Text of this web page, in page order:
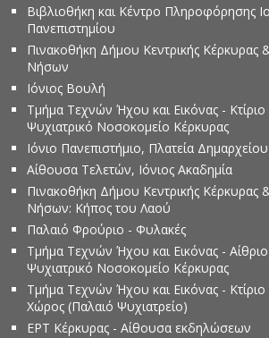
Βιβλιοθήκη και Κέντρο Πληροφόρησης
Πανεπιστημίου
Πινακοθήκη Δήμου Κεντρικής Κέρκυρας
Νήσων
Ιόνιος Βουλή
Τμήμα Τεχνών Ήχου και Εικόνας -
Ψυχιατρικό Νοσοκομείο Κέρκυρας
Ιόνιο Πανεπιστήμιο, Πλατεία Δημαρχείου
Αίθουσα Τελετών, Ιόνιος Ακαδημία
Πινακοθήκη Δήμου Κεντρικής Κέρκυρας
Νήσων: Κήπος του Λαού
Παλαιό Φρούριο - Φυλακές
Τμήμα Τεχνών Ήχου και Εικόνας -
Ψυχιατρικό Νοσοκομείο Κέρκυρας
Τμήμα Τεχνών Ήχου και Εικόνας -
Χώρος (Παλαιό Ψυχιατρείο)
ΕΡΤ Κέρκυρας - Αίθουσα εκδηλώσεων